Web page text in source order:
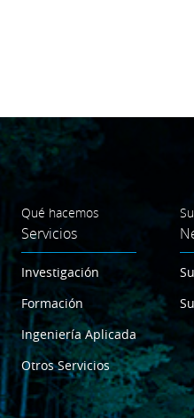
Qué hacemos
Servicios
Investigación
Formación
Ingeniería Aplicada
Otros Servicios